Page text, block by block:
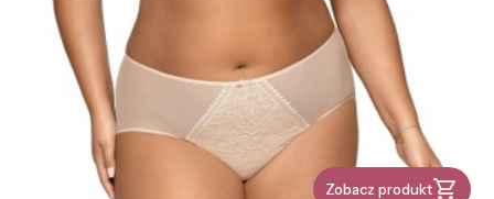
Zobacz produkt